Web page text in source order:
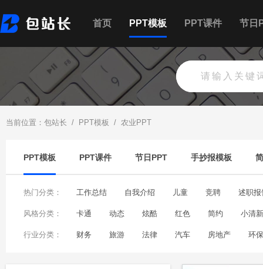
首页 PPT模板 PPT课件 节日
当前位置： 包站长 / PPT模板 / 农业PPT
PPT模板 PPT课件 节日PPT 手抄报模板
热门分类： 工作总结 自我介绍 儿童 竞聘 述职报
个人简历 职业规划 企业文化 生日快乐
风格分类： 卡通 动态 炫酷 红色 简约 小清新
行业分类： 财务 旅游 法律 汽车 房地产 环保